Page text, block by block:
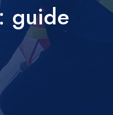
guide